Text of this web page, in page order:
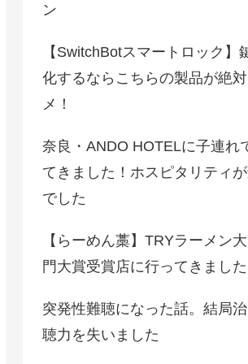
ン
【SwitchBotスマートロック】
化するならこちらの製品が絶
メ！
奈良・ANDO HOTELに子連れ
てきました！ホスピタリティ
でした
【らーめん藁】TRYラーメン
門大賞受賞店に行ってきました
突発性難聴になった話。結局
聴力を失いました